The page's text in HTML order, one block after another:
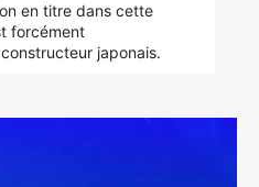
en titre dans cette
forcément
japonais.